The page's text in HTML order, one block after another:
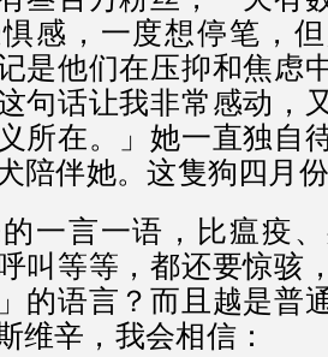
感，一度想停笔，
是他们在压抑和焦虑
句话让我非常感动，
所在。」她一直独自
陪伴她。这隻狗四月
一言一语，比瘟疫
叫等等，都还要惊骇
的语言？而且越是普
维辛，我会相信：